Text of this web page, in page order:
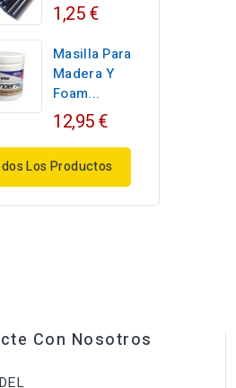
1,25 €
Masilla Para
Madera Y
Foam...
12,95 €
Los Productos
Con Nosotros